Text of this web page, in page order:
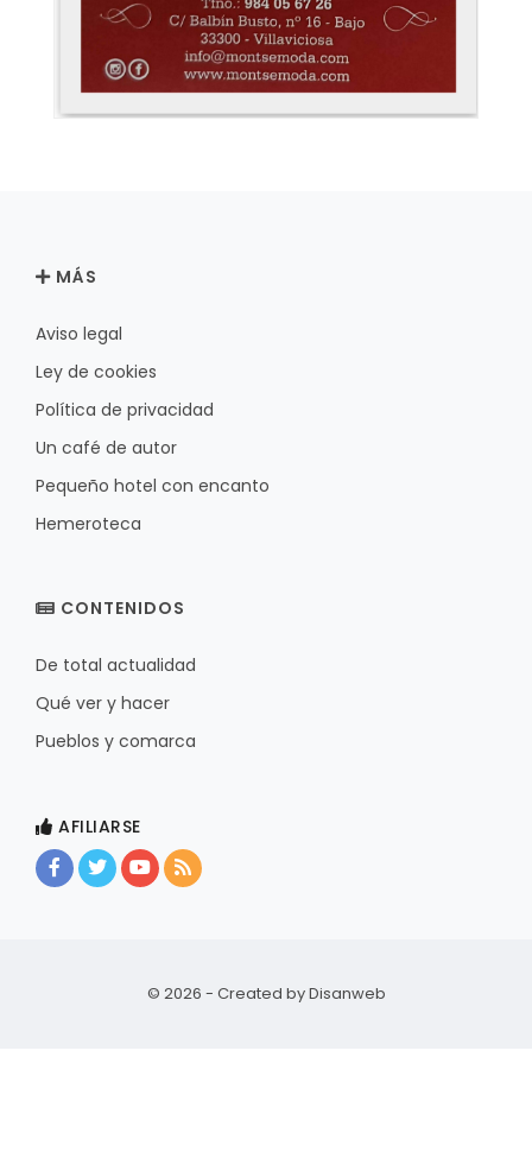
MÁS
Aviso legal
Ley de cookies
Política de privacidad
Un café de autor
Pequeño hotel con encanto
Hemeroteca
CONTENIDOS
De total actualidad
Qué ver y hacer
Pueblos y comarca
AFILIARSE
© 2026 - Created byDisanweb